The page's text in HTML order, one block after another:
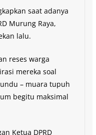
saat adanya
Murung Raya,
lalu.
reses warga
mereka soal
– muara tupuh
begitu maksimal
Ketua DPRD